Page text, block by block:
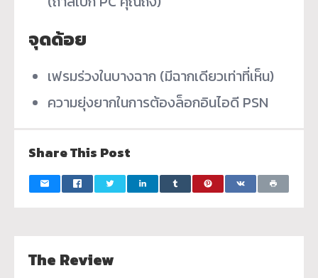
จุดด้อย
เฟรมร่วงในบางฉาก (มีฉากเดียวเท่าที่เห็น)
ความยุ่งยากในการต้องล็อกอินไอดี PSN
Share This Post
The Review